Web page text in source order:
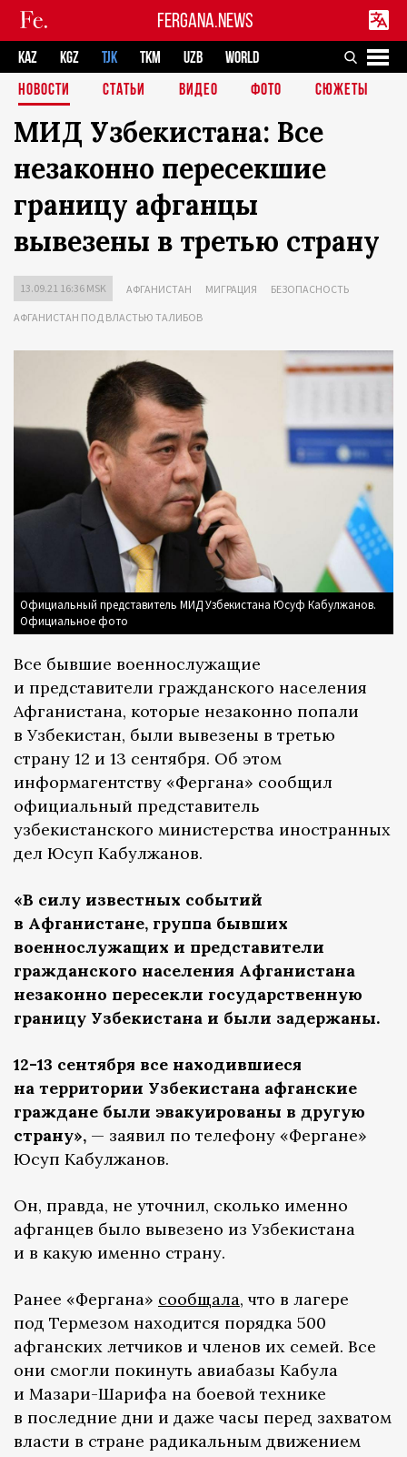
FERGANA.NEWS
KAZ KGZ TJK TKM UZB
WORLD
НОВОСТИ
СТАТЬИ ВИДЕО ФОТО СЮЖЕТЫ
МИД Узбекистана: Все
незаконно пересекшие
границу афганцы
вывезены в третью страну
13.09.21 16:36 MSK АФГАНИСТАН МИГРАЦИЯ БЕЗОПАСНОСТЬ
АФГАНИСТАН ПОД ВЛАСТЬЮ ТАЛИБОВ
Официальный представитель МИД Узбекистана Юсуф Кабулжанов.
Официальное фото
Все бывшие военнослужащие
и представители гражданского населения
Афганистана, которые незаконно попали
в Узбекистан, были вывезены в третью
страну 12 и 13 сентября. Об этом
информагентству «Фергана» сообщил
официальный представитель
узбекистанского министерства иностранных
дел Юсуп Кабулжанов.
«В силу известных событий
в Афганистане, группа бывших
военнослужащих и представители
гражданского населения Афганистана
незаконно пересекли государственную
границу Узбекистана и были задержаны.
12-13 сентября все находившиеся
на территории Узбекистана афганские
граждане были эвакуированы в другую
страну», — заявил по телефону «Фергане»
Юсуп Кабулжанов.
Он, правда, не уточнил, сколько именно
афганцев было вывезено из Узбекистана
и в какую именно страну.
Ранее «Фергана» сообщала, что в лагере
под Термезом находится порядка 500
афганских летчиков и членов их семей. Все
они смогли покинуть авиабазы Кабула
и Мазари-Шарифа на боевой технике
в последние дни и даже часы перед захватом
власти в стране радикальным движением